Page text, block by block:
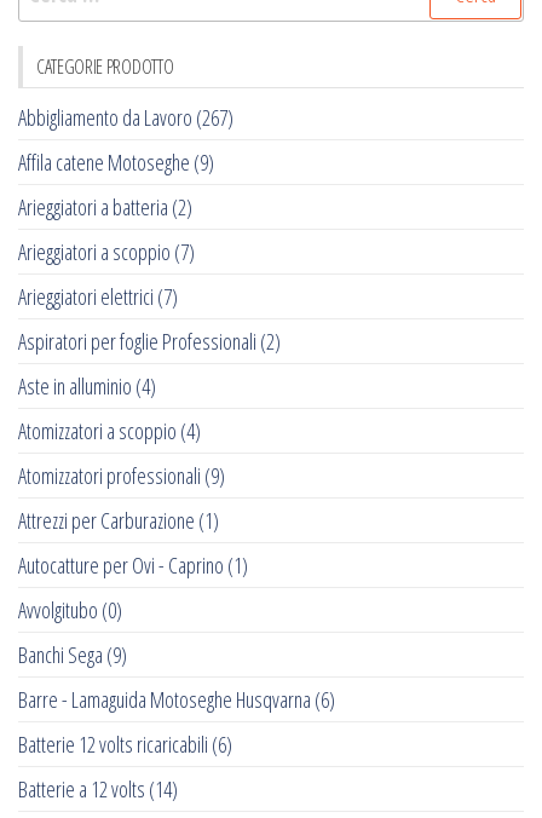
per:
CATEGORIE PRODOTTO
Abbigliamento da Lavoro (267)
Affila catene Motoseghe (9)
Arieggiatori a batteria (2)
Arieggiatori a scoppio (7)
Arieggiatori elettrici (7)
Aspiratori per foglie Professionali (2)
Aste in alluminio (4)
Atomizzatori a scoppio (4)
Atomizzatori professionali (9)
Attrezzi per Carburazione (1)
Autocatture per Ovi - Caprino (1)
Avvolgitubo (0)
Banchi Sega (9)
Barre - Lamaguida Motoseghe Husqvarna (6)
Batterie 12 volts ricaricabili (6)
Batterie a 12 volts (14)